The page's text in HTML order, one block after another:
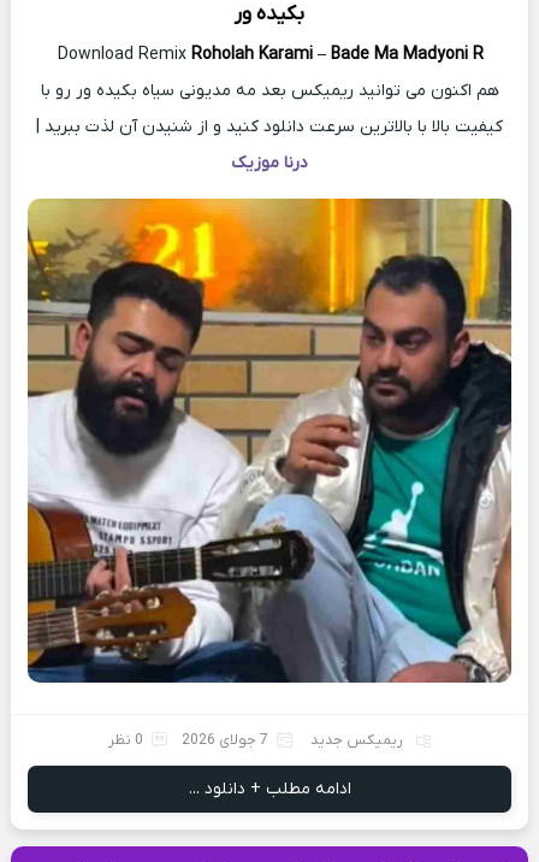
بکیده ور
Download Remix Roholah Karami– Bade Ma Madyoni R
هم اکنون می توانید ریمیکس بعد مه مدیونی سیاه بکیده ور رو با
کیفیت بالا با بالاترین سرعت دانلود کنید و از شنیدن آن لذت ببرید |
درنا موزیک
ریمیکس جدید 7 جولای 2026 0 نظر
ادامه مطلب + دانلود ...